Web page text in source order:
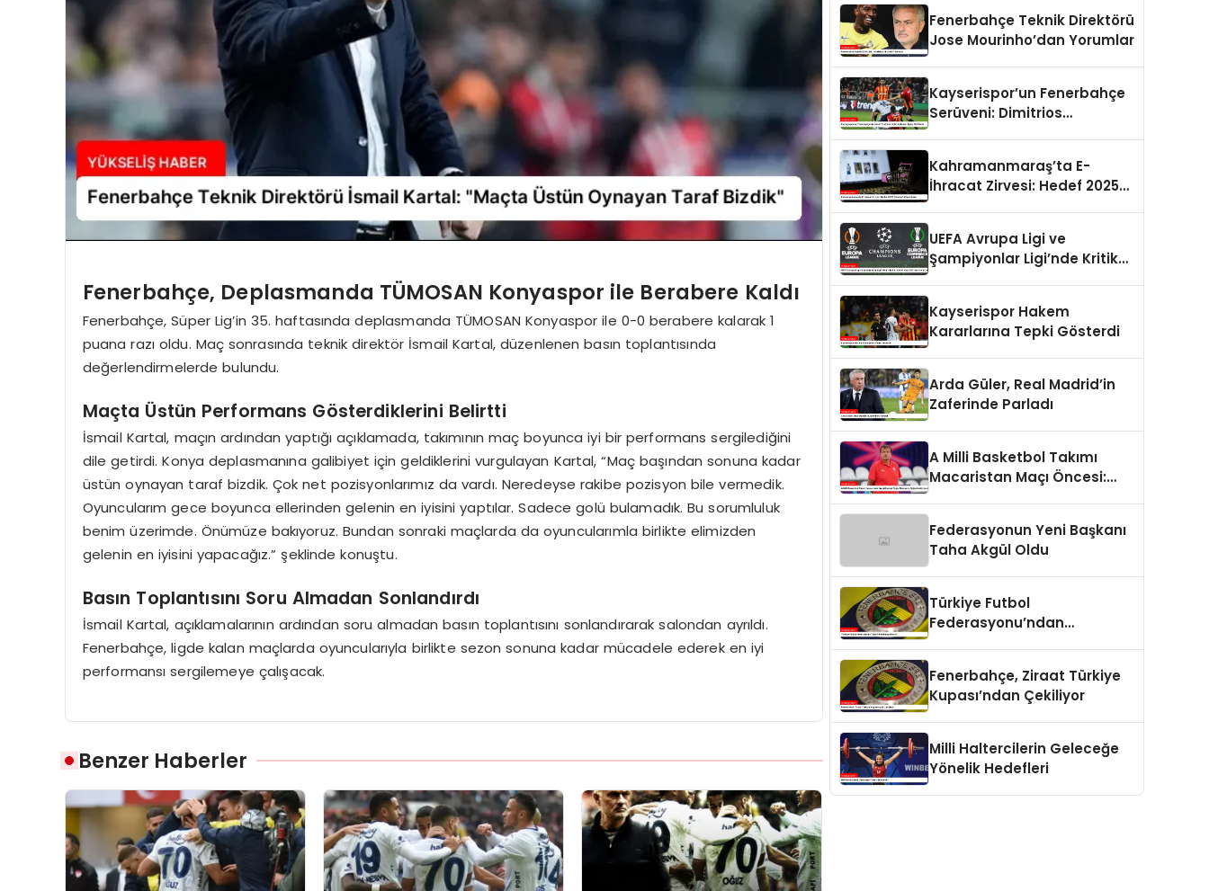
Fenerbahçe, Deplasmanda TÜMOSAN Konyaspor ile Berabere Kaldı
Fenerbahçe, Süper Lig’in 35. haftasında deplasmanda TÜMOSAN Konyaspor ile 0-0 berabere kalarak 1
puana razı oldu. Maç sonrasında teknik direktör İsmail Kartal, düzenlenen basın toplantısında
değerlendirmelerde bulundu.
Maçta Üstün Performans Gösterdiklerini Belirtti
İsmail Kartal, maçın ardından yaptığı açıklamada, takımının maç boyunca iyi bir performans sergilediğini
dile getirdi. Konya deplasmanına galibiyet için geldiklerini vurgulayan Kartal, “Maç başından sonuna kadar
üstün oynayan taraf bizdik. Çok net pozisyonlarımız da vardı. Neredeyse rakibe pozisyon bile vermedik.
Oyuncularım gece boyunca ellerinden gelenin en iyisini yaptılar. Sadece golü bulamadık. Bu sorumluluk
benim üzerimde. Önümüze bakıyoruz. Bundan sonraki maçlarda da oyuncularımla birlikte elimizden
gelenin en iyisini yapacağız.” şeklinde konuştu.
Basın Toplantısını Soru Almadan Sonlandırdı
İsmail Kartal, açıklamalarının ardından soru almadan basın toplantısını sonlandırarak salondan ayrıldı.
Fenerbahçe, ligde kalan maçlarda oyuncularıyla birlikte sezon sonuna kadar mücadele ederek en iyi
performansı sergilemeye çalışacak.
Benzer Haberler
Fenerbahçe Teknik Direktörü
Jose Mourinho’dan Yorumlar
Kayserispor’un Fenerbahçe
Serüveni: Dimitrios
Kahramanmaraş’ta E-
İhracat Zirvesi: Hedef 2025
UEFA Avrupa Ligi ve
Şampiyonlar Ligi’nde Kritik
Kayserispor Hakem
Kararlarına Tepki Gösterdi
Arda Güler, Real Madrid’in
Zaferinde Parladı
A Milli Basketbol Takımı
Macaristan Maçı Öncesi:
Federasyonun Yeni Başkanı
Taha Akgül Oldu
Türkiye Futbol
Federasyonu’ndan
Fenerbahçe, Ziraat Türkiye
Kupası’ndan Çekiliyor
Milli Haltercilerin Geleceğe
Yönelik Hedefleri